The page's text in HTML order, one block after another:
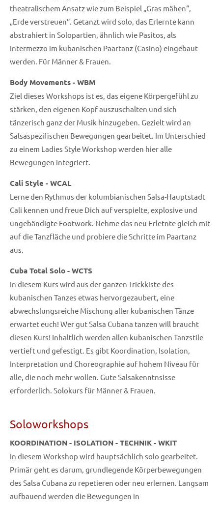
theatralischem Ansatz wie zum Beispiel „Gras mähen“,
„Erde verstreuen“. Getanzt wird solo, das Erlernte kann
abstrahiert in Solopartien, ähnlich wie Pasitos, als
Intermezzo im kubanischen Paartanz (Casino) eingebaut
werden. Für Männer & Frauen.
Body Movements - WBM
Ziel dieses Workshops ist es, das eigene Körpergefühl zu
stärken, den eigenen Kopf auszuschalten und sich
tänzerisch ganz der Musik hinzugeben. Gezielt wird an
Salsaspezifischen Bewegungen gearbeitet. Im Unterschied
zu einem Ladies Style Workshop werden hier alle
Bewegungen integriert.
Cali Style - WCAL
Lerne den Rythmus der kolumbianischen Salsa-Hauptstadt
Cali kennen und freue Dich auf verspielte, explosive und
ungebändigte Footwork. Nehme das neu Erletnte gleich mit
auf die Tanzfläche und probiere die Schritte im Paartanz
aus.
Cuba Total Solo - WCTS
In diesem Kurs wird aus der ganzen Trickkiste des
kubanischen Tanzes etwas hervorgezaubert, eine
abwechslungsreiche Mischung aller kubanischen Tänze
erwartet euch! Wer gut Salsa Cubana tanzen will braucht
diesen Kurs! Inhaltlich werden allen kubanischen Tanzstile
vertieft und gefestigt. Es gibt Koordination, Isolation,
Interpretation und Choreographie auf hohem Niveau für
alle, die noch mehr wollen. Gute Salsakenntnsisse
erforderlich. Solokurs für Männer & Frauen.
Soloworkshops
KOORDINATION - ISOLATION - TECHNIK - WKIT
In diesem Workshop wird hauptsächlich solo gearbeitet.
Primär geht es darum, grundlegende Körperbewegungen
des Salsa Cubana zu repetieren oder neu erlernen. Langsam
aufbauend werden die Bewegungen in